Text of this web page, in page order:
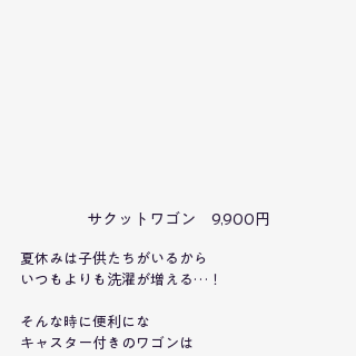
サクットワゴン　9,900円
夏休みは子供たちがいるから
いつもよりも洗濯が増える…！
そんな時に便利にな
キャスター付きのワゴンは